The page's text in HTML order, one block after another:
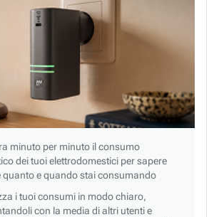
minuto per minuto il consumo
dei tuoi elettrodomestici per sapere
quanto e quando stai consumando
i tuoi consumi in modo chiaro,
con la media di altri utenti e